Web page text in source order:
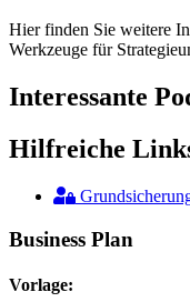
Hier finden Sie weitere
Werkzeuge für
Interessante
Hilfreiche
Business Plan
Vorlage: